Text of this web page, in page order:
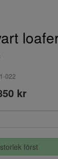
022
kr
först